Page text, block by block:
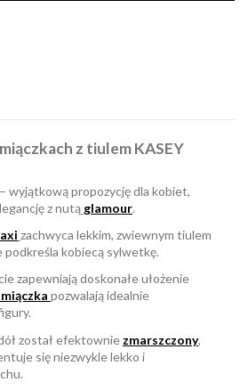
z tiulem KASEY
wyjątkową propozycję dla kobiet,
z nutą glamour.
zachwyca lekkim, zwiewnym tiulem
podkreśla kobiecą sylwetkę.
zapewniają doskonałe ułożenie
pozwalają idealnie
został efektownie zmarszczony,
się niezwykle lekko i